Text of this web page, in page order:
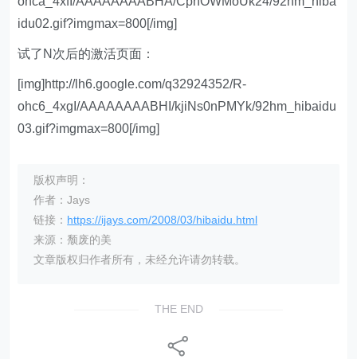
idu02.gif?imgmax=800[/img]
试了N次后的激活页面：
[img]http://lh6.google.com/q32924352/R-
ohc6_4xgI/AAAAAAAABHI/kjiNs0nPMYk/92hm_hibaidu
03.gif?imgmax=800[/img]
版权声明：
作者：Jays
链接： https://ijays.com/2008/03/hibaidu.html
来源：颓废的美
文章版权归作者所有，未经允许请勿转载。
THE END